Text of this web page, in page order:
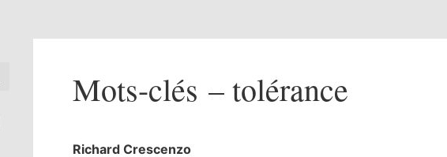
Mots-clés – tolérance
Richard Crescenzo